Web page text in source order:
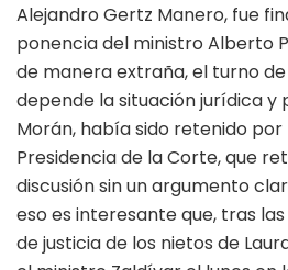
Alejandro Gertz Manero, fue
ponencia del ministro Alberto
de manera extraña, el turno
depende la situación jurídica y
Morán, había sido retenido por
Presidencia de la Corte, que
discusión sin un argumento
eso es interesante que, tras
de justicia de los nietos de